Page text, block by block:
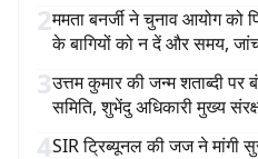
2ममता बनर्जी ने चुनाव आयोग को
के बागियों को न दें और समय,
3उत्तम कुमार की जन्म शताब्दी पर
समिति, शुभेंदु अधिकारी मुख्य
4SIR ट्रिब्यूनल की जज ने मांगी